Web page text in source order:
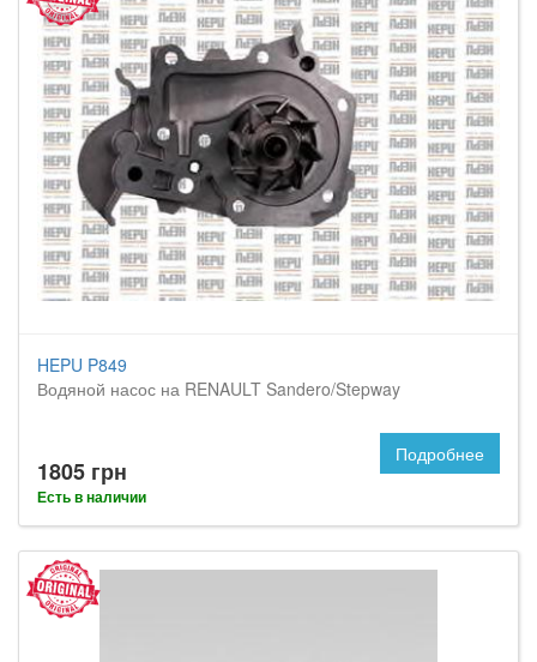
HEPU P849
Водяной насос на RENAULT Sandero/Stepway
1805 грн
Есть в наличии
Подробнее